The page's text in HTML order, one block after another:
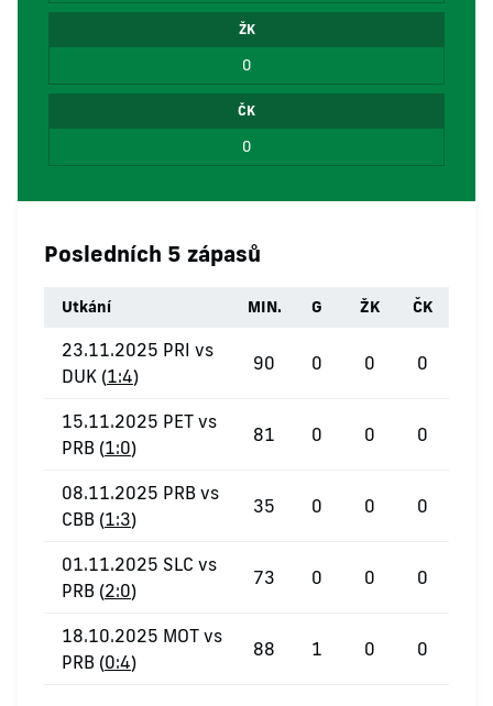
ŽK
0
ČK
0
Posledních 5 zápasů
Utkání MIN. G ŽK ČK
23.11.2025 PRI vs
DUK (1:4)
90 0 0 0
15.11.2025 PET vs
PRB (1:0)
81 0 0 0
08.11.2025 PRB vs
CBB (1:3)
35 0 0 0
01.11.2025 SLC vs
PRB (2:0)
73 0 0 0
18.10.2025 MOT vs
PRB (0:4)
88 1 0 0